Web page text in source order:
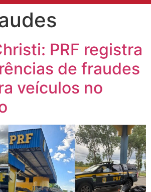
PRF registra
de fraudes
veículos no